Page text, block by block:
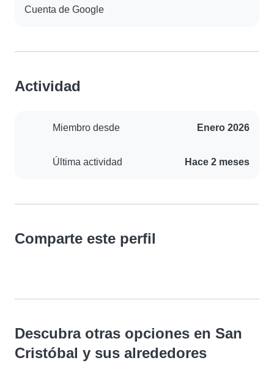
Cuenta de Google
Actividad
Miembro desde Enero 2026
Última actividad Hace 2 meses
Comparte este perfil
Descubra otras opciones en San
Cristóbal y sus alrededores